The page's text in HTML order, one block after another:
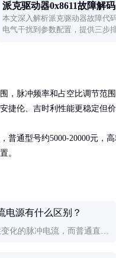
派克驱动器0x8611故障解码
本文深入解析派克驱动器故障代
电气干扰到参数配置，提供三步
，脉冲频率和占空比调节范
捷伦、吉时利性能更稳定但价
普通型号约5000-20000元，
。
电源有什么区别？
化的脉冲电流，而普通直流